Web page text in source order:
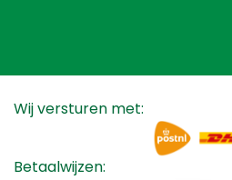
Wij versturen met:
Betaalwijzen: